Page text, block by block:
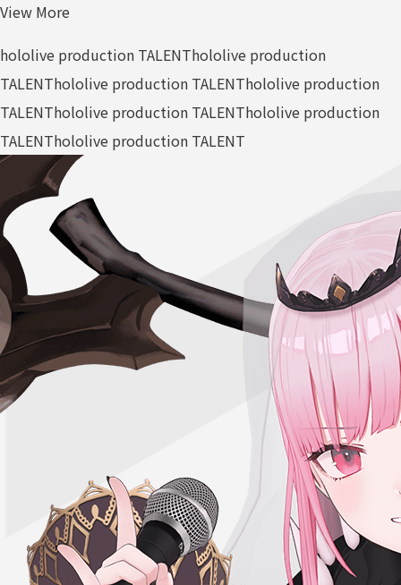
View More
hololive production TALENThololive production
TALENThololive production TALENThololive production
TALENThololive production TALENThololive production
TALENThololive production TALENT